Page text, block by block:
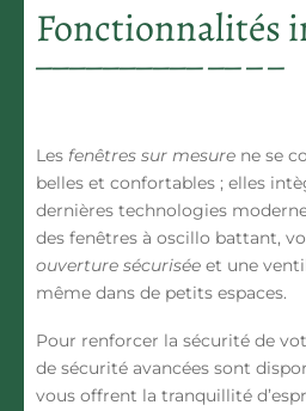
Fonctionnalités
Les fenêtres sur mesure ne se
belles et confortables ; elles
dernières technologies
des fenêtres à oscillo battant,
ouverture sécurisée et une
même dans de petits espaces.
Pour renforcer la sécurité de
de sécurité avancées sont
vous offrent la tranquillité